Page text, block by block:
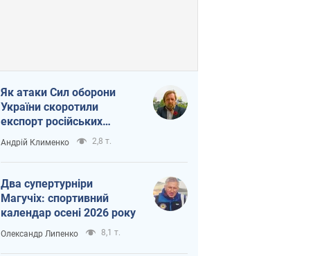
Як атаки Сил оборони
України скоротили
експорт російських
нафтопродуктів
Андрій Клименко 2,8 т.
Два супертурніри
Магучіх: спортивний
календар осені 2026 року
Олександр Липенко 8,1 т.